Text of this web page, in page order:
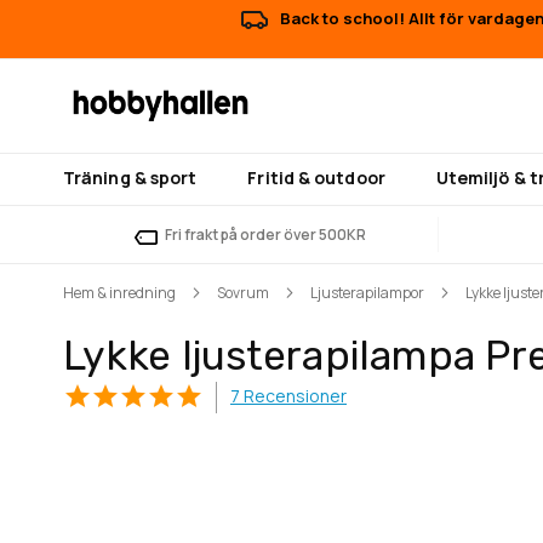
Back to school! Allt för
Träning & sport Fritid & outdoor Utemiljö &
Fri frakt på order över 500KR
Hem & inredning Sovrum Ljusterapilampor Lykke
Lykke ljusterapilampa
7 Recensioner